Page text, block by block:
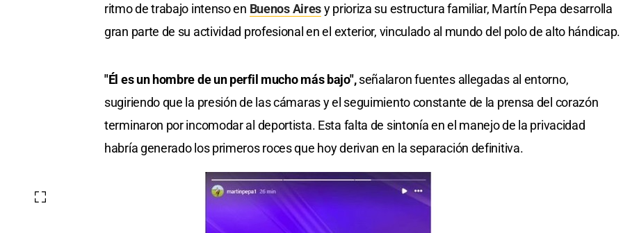
ritmo de trabajo intenso en Buenos Airesy prioriza su estructura familiar, Martín Pepa desarrolla
gran parte de su actividad profesional en el exterior, vinculado al mundo del polo de alto hándicap.
"Él es un hombre de un perfil mucho más bajo",señalaron fuentes allegadas al entorno,
sugiriendo que la presión de las cámaras y el seguimiento constante de la prensa del corazón
terminaron por incomodar al deportista. Esta falta de sintonía en el manejo de la privacidad
habría generado los primeros roces que hoy derivan en la separación definitiva.